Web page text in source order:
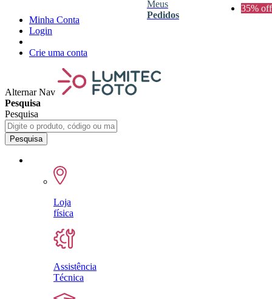
Minha Conta
Login
Crie uma conta
Alternar Nav
Pesquisa
Pesquisa
Pesquisa
Loja
física
Assistência
Técnica
Meus
Pedidos
35% off